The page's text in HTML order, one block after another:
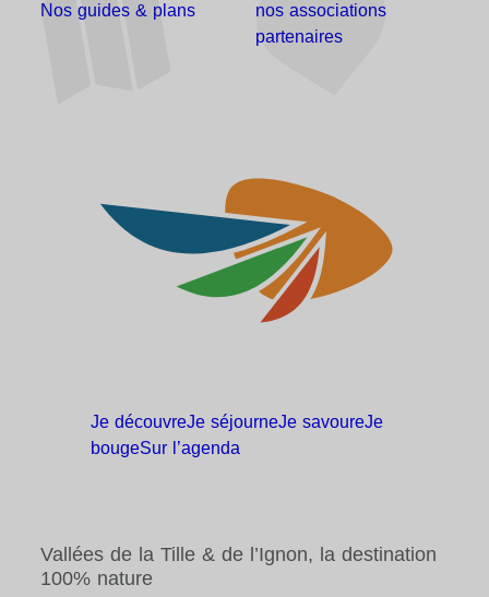
Nos guides & plans
nos associations
partenaires
Je découvreJe séjourneJe savoureJe
bougeSur l’agenda
Vallées de la Tille & de l’Ignon, la destination
100% nature